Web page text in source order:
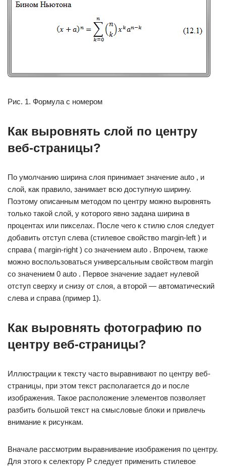
Рис. 1. Формула с номером
Как выровнять слой по центру
веб-страницы?
По умолчанию ширина слоя принимает значение auto , и
слой, как правило, занимает всю доступную ширину.
Поэтому описанным методом по центру можно выровнять
только такой слой, у которого явно задана ширина в
процентах или пикселах. После чего к стилю слоя следует
добавить отступ слева (стилевое свойство margin-left ) и
справа ( margin-right ) со значением auto . Впрочем, также
можно воспользоваться универсальным свойством margin
со значением 0 auto . Первое значение задает нулевой
отступ сверху и снизу от слоя, а второй — автоматический
слева и справа (пример 1).
Как выровнять фотографию по
центру веб-страницы?
Иллюстрации к тексту часто выравнивают по центру веб-
страницы, при этом текст располагается до и после
изображения. Такое расположение элементов позволяет
разбить большой текст на смысловые блоки и привлечь
внимание к рисункам.
Вначале рассмотрим выравнивание изображения по центру.
Для этого к селектору P следует применить стилевое